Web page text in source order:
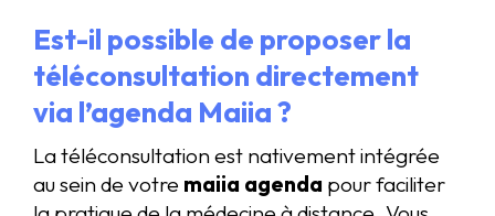
Est-il possible de proposer la
téléconsultation directement
via l’agenda Maiia ?
La téléconsultation est nativement intégrée
au sein de votre maiia agenda pour faciliter